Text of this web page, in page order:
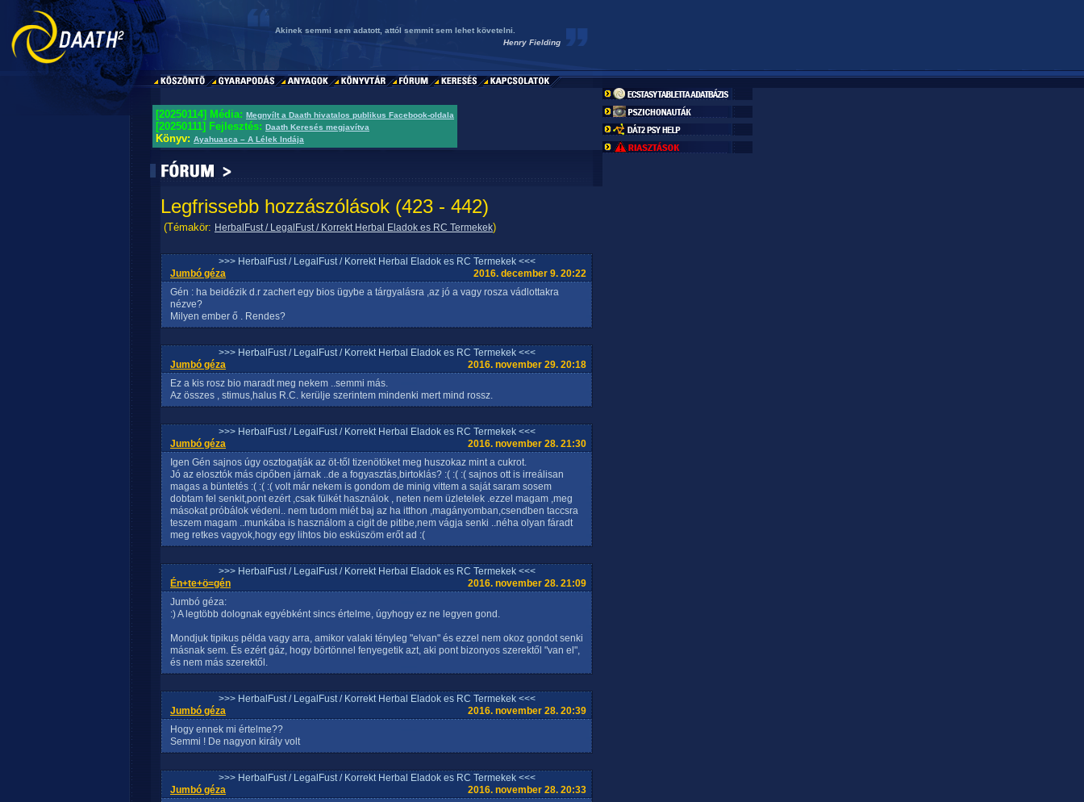
Akinek semmi sem adatott, attól semmit sem lehet követelni.
Henry Fielding
[20250114] Média: Megnyílt a Daath hivatalos publikus Facebook-oldala
[20250111] Fejlesztés: Daath Keresés megjavítva
Könyv: Ayahuasca – A Lélek Indája
Legfrissebb hozzászólások (423 - 442)
(Témakör: HerbalFust / LegalFust / Korrekt Herbal Eladok es RC Termekek)
>>> HerbalFust / LegalFust / Korrekt Herbal Eladok es RC Termekek <<<
Jumbó géza
2016. december 9. 20:22
Gén : ha beidézik d.r zachert egy bios ügybe a tárgyalásra ,az jó a vagy rosza vádlottakra
nézve?
Milyen ember ő . Rendes?
>>> HerbalFust / LegalFust / Korrekt Herbal Eladok es RC Termekek <<<
Jumbó géza
2016. november 29. 20:18
Ez a kis rosz bio maradt meg nekem ..semmi más.
Az összes , stimus,halus R.C. kerülje szerintem mindenki mert mind rossz.
>>> HerbalFust / LegalFust / Korrekt Herbal Eladok es RC Termekek <<<
Jumbó géza
2016. november 28. 21:30
Igen Gén sajnos úgy osztogatják az öt-től tizenötöket meg huszokaz mint a cukrot.
Jó az elosztók más cipőben járnak ..de a fogyasztás,birtoklás? :( :( :( sajnos ott is irreálisan
magas a büntetés :( :( :( volt már nekem is gondom de minig vittem a saját saram sosem
dobtam fel senkit,pont ezért ,csak fülkét használok , neten nem üzletelek .ezzel magam ,meg
másokat próbálok védeni.. nem tudom miét baj az ha itthon ,magányomban,csendben taccsra
teszem magam ..munkába is használom a cigit de pitibe,nem vágja senki ..néha olyan fáradt
meg retkes vagyok,hogy egy lihtos bio esküszöm erőt ad :(
>>> HerbalFust / LegalFust / Korrekt Herbal Eladok es RC Termekek <<<
Én+te+ö=gén
2016. november 28. 21:09
Jumbó géza:
:) A legtöbb dolognak egyébként sincs értelme, úgyhogy ez ne legyen gond.
Mondjuk tipikus példa vagy arra, amikor valaki tényleg "elvan" és ezzel nem okoz gondot senki
másnak sem. És ezért gáz, hogy börtönnel fenyegetik azt, aki pont bizonyos szerektől "van el",
és nem más szerektől.
>>> HerbalFust / LegalFust / Korrekt Herbal Eladok es RC Termekek <<<
Jumbó géza
2016. november 28. 20:39
Hogy ennek mi értelme??
Semmi ! De nagyon király volt
>>> HerbalFust / LegalFust / Korrekt Herbal Eladok es RC Termekek <<<
Jumbó géza
2016. november 28. 20:33